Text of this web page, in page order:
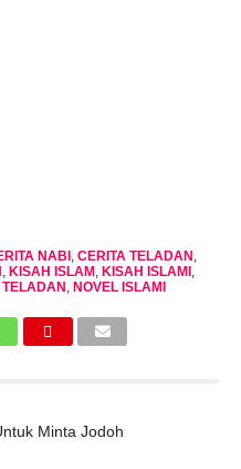
NABI, CERITA TELADAN
KISAH ISLAM, KISAH ISLAMI,
NOVEL ISLAMI
Minta Jodoh